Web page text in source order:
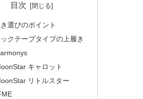
目次
き選びのポイント
クテープタイプの上履き
キャロット
リトルスター